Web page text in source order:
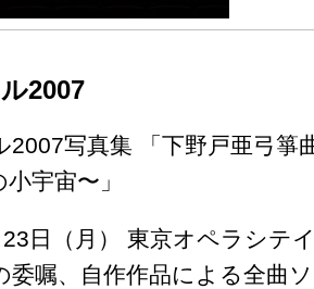
2007
2007写真集 「下野戸亜弓箏
宇宙〜」
日（月） 東京オペラシテ
委嘱、自作作品による全曲